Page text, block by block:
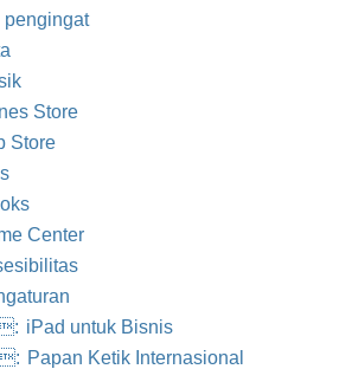
pengingat
Store
Store
Center
iPad untuk Bisnis
Papan Ketik Internasional